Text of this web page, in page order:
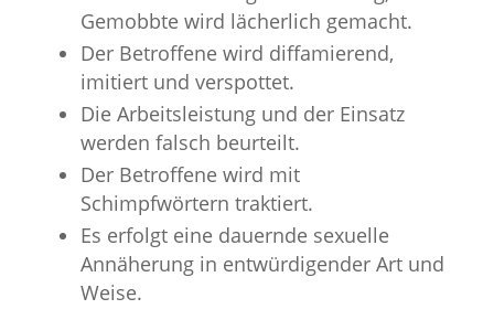
Gemobbte wird lächerlich gemacht.
Der Betroffene wird diffamierend,
imitiert und verspottet.
Die Arbeitsleistung und der Einsatz
werden falsch beurteilt.
Der Betroffene wird mit
Schimpfwörtern traktiert.
Es erfolgt eine dauernde sexuelle
Annäherung in entwürdigender Art und
Weise.